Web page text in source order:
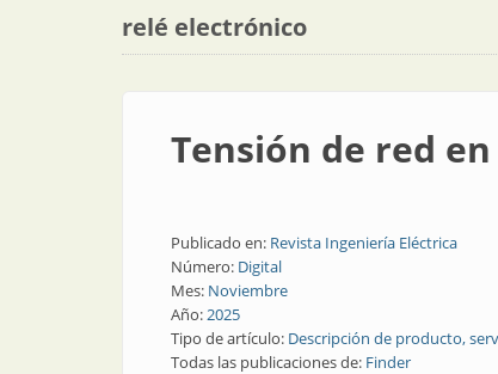
relé electrónico
Tensión de red
Publicado en: Revista Ingeniería Eléctrica
Número: Digital
Mes: Noviembre
Año:2025
Tipo de artículo: Descripción de producto,
Todas las publicaciones de: Finder